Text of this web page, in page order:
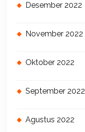
Desember 2022
November 2022
Oktober 2022
September 2022
Agustus 2022